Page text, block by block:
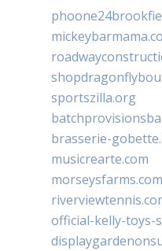
sportszilla.org
brasserie-
musicrearte.com
morseysfarms.com
official-kelly-toys-